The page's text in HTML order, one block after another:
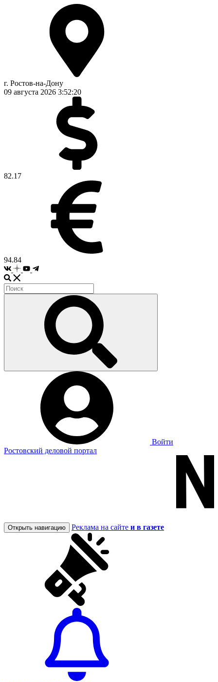
г. Ростов-на-Дону
09 августа 2026 3:52:21
82.17
94.84
Войти
Ростовский деловой портал
Открыть навигацию Реклама на сайте и в газете